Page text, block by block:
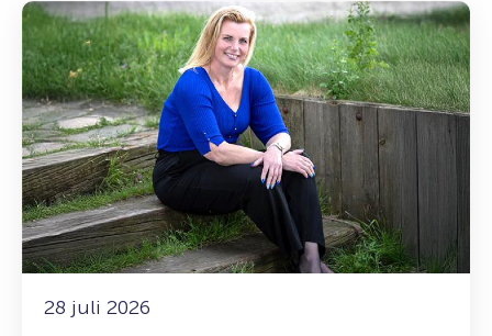
28 juli 2026
Lees
meer
over:
Ruimte
voor
een
normaal
leven,
ook
in
een
betalingsregeling